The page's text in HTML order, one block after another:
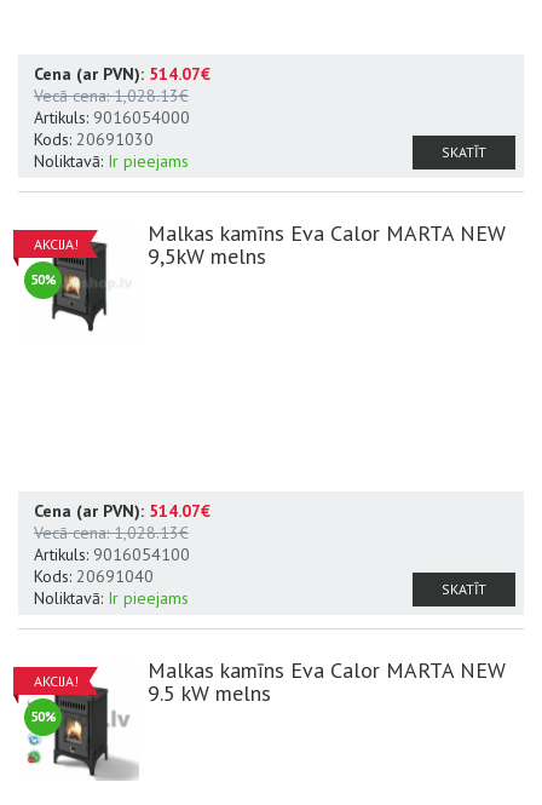
Cena (ar PVN): 514.07€
Vecā cena:1,028.13€
Artikuls: 9016054000
Kods: 20691030
Noliktavā: Ir pieejams SKATĪT
AKCIJA!
50%
Malkas kamīns Eva Calor MARTA NEW
9,5kW melns
Cena (ar PVN): 514.07€
Vecā cena:1,028.13€
Artikuls: 9016054100
Kods: 20691040
Noliktavā: Ir pieejams SKATĪT
AKCIJA!
50%
Malkas kamīns Eva Calor MARTA NEW
9.5 kW melns